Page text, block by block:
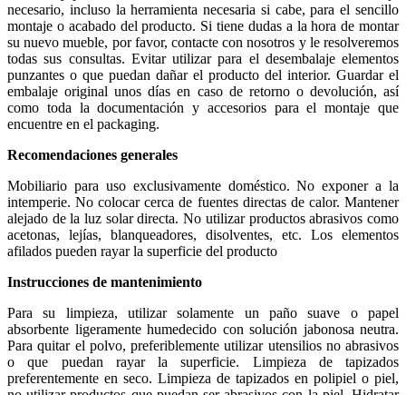
necesario, incluso la herramienta necesaria si cabe, para el sencillo
montaje o acabado del producto. Si tiene dudas a la hora de montar
su nuevo mueble, por favor, contacte con nosotros y le resolveremos
todas sus consultas. Evitar utilizar para el desembalaje elementos
punzantes o que puedan dañar el producto del interior. Guardar el
embalaje original unos días en caso de retorno o devolución, así
como toda la documentación y accesorios para el montaje que
encuentre en el packaging.
Recomendaciones generales
Mobiliario para uso exclusivamente doméstico. No exponer a la
intemperie. No colocar cerca de fuentes directas de calor. Mantener
alejado de la luz solar directa. No utilizar productos abrasivos como
acetonas, lejías, blanqueadores, disolventes, etc. Los elementos
afilados pueden rayar la superficie del producto
Instrucciones de mantenimiento
Para su limpieza, utilizar solamente un paño suave o papel
absorbente ligeramente humedecido con solución jabonosa neutra.
Para quitar el polvo, preferiblemente utilizar utensilios no abrasivos
o que puedan rayar la superficie. Limpieza de tapizados
preferentemente en seco. Limpieza de tapizados en polipiel o piel,